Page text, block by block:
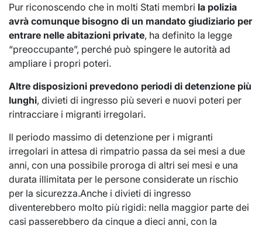
Pur riconoscendo che in molti Stati membri la polizia
avrà comunque bisogno di un mandato giudiziario per
entrare nelle abitazioni private, ha definito la legge
“preoccupante”, perché può spingere le autorità ad
ampliare i propri poteri.
Altre disposizioni prevedono periodi di detenzione più
lunghi, divieti di ingresso più severi e nuovi poteri per
rintracciare i migranti irregolari.
Il periodo massimo di detenzione per i migranti
irregolari in attesa di rimpatrio passa da sei mesi a due
anni, con una possibile proroga di altri sei mesi e una
durata illimitata per le persone considerate un rischio
per la sicurezza.Anche i divieti di ingresso
diventerebbero molto più rigidi: nella maggior parte dei
casi passerebbero da cinque a dieci anni, con la